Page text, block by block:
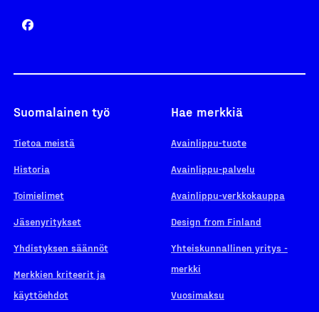
Suomalainen työ
Tietoa meistä
Historia
Toimielimet
Jäsenyritykset
Yhdistyksen säännöt
Merkkien kriteerit ja
käyttöehdot
Hae merkkiä
Avainlippu-tuote
Avainlippu-palvelu
Avainlippu-verkkokauppa
Design from Finland
Yhteiskunnallinen yritys -
merkki
Vuosimaksu